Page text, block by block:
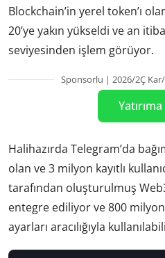
Blockchain’in yerel token’ı
20’ye yakın yükseldi ve an
seviyesinden işlem görüyor.
Sponsorlu | 2026/2Ç
Halihazırda Telegram’da
olan ve 3 milyon kayıtlı
tarafından oluşturulmuş
entegre ediliyor ve 800 milyon
ayarları aracılığıyla